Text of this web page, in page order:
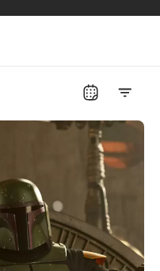
Силовые структуры
Спорт
Интернет и СМИ